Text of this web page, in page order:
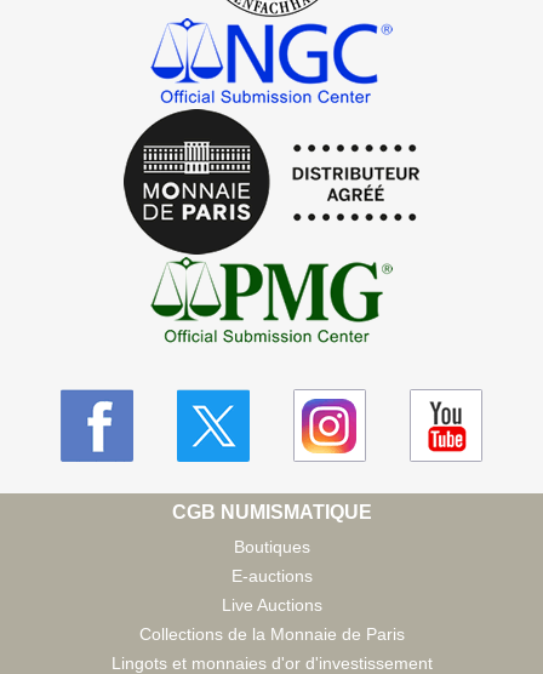
CGB NUMISMATIQUE
Boutiques
E-auctions
Live Auctions
Collections de la Monnaie de Paris
Lingots et monnaies d'or d'investissement